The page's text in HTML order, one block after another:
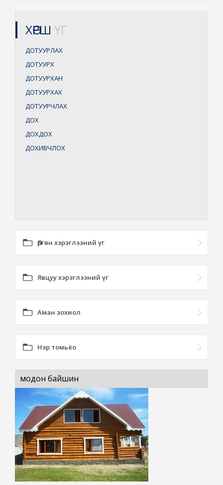
ХӨРШ ҮГ
ДОТУУРЛАХ
ДОТУУРХ
ДОТУУРХАН
ДОТУУРХАХ
ДОТУУРЧЛАХ
ДОХ
ДОХДОХ
ДОХИВЧЛОХ
Өргөн хэрэглээний үг
Явцуу хэрэглээний үг
Аман зохиол
Нэр томьёо
модон байшин